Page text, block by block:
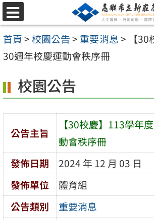
跳
至
主
要
容
區
選
單
首頁>校園公告> 重要消息>
【
30週年校慶運動會秩序冊
校園公告
公告主旨
【30校慶】113學年
動會秩序冊
發佈日期
2024 年 12 月 03 日
發佈單位
體育組
公告類別
重要消息